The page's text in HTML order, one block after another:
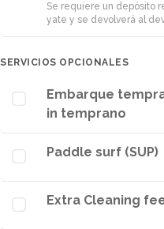
Se requiere un depósito
yate y se devolverá al
SERVICIOS OPCIONALES
Embarque
in temprano
Paddle surf (SUP)
Extra Cleaning